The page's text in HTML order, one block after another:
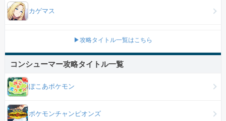
カゲマス
▶攻略タイトル一覧はこちら
コンシューマー攻略タイトル一覧
ぽこあポケモン
ポケモンチャンピオンズ